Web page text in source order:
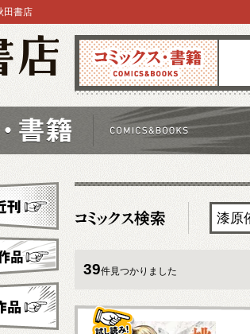
コミックス 雑誌
田書店
39件見つかりました